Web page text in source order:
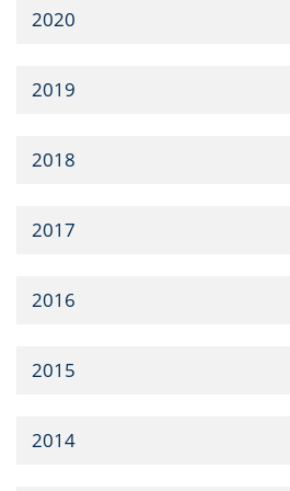
2020
2019
2018
2017
2016
2015
2014